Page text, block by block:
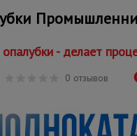
оборудование
- делает
0 отзывов